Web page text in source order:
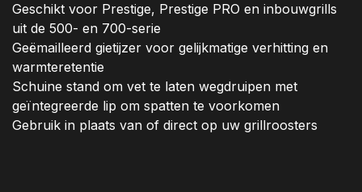
Geschikt voor Prestige, Prestige PRO en inbouwgrills
uit de 500- en 700-serie
Geëmailleerd gietijzer voor gelijkmatige verhitting en
warmteretentie
Schuine stand om vet te laten wegdruipen met
geïntegreerde lip om spatten te voorkomen
Gebruik in plaats van of direct op uw grillroosters